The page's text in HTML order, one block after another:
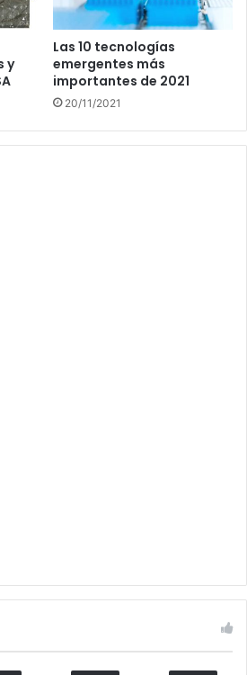
y
Las 10 tecnologías
emergentes más
importantes de 2021
20/11/2021